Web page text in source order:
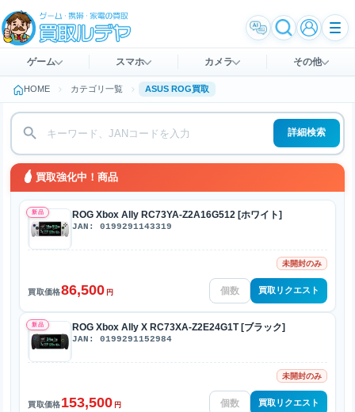
ゲーム スマホ カメラ その他
HOME カテゴリ一覧 ASUS ROG買取
詳細検索
買取強化中！商品
新品 ROG Xbox Ally RC73YA-Z2A16G512 [ホワイト]
JAN: 0199291143319
未開封のみ
買取価格86,500 円 買取リクエスト
新品 ROG Xbox Ally X RC73XA-Z2E24G1T [ブラック]
JAN: 0199291152984
未開封のみ
買取価格153,500 円 買取リクエスト